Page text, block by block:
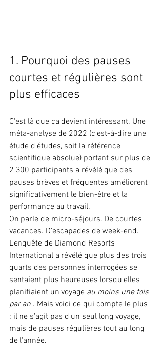
1. Pourquoi des pauses
courtes et régulières sont
plus efficaces
C'est là que ça devient intéressant. Une
méta-analyse de 2022 (c'est-à-dire une
étude d'études, soit la référence
scientifique absolue) portant sur plus de
2 300 participants a révélé que des
pauses brèves et fréquentes améliorent
significativement le bien-être et la
performance au travail.
On parle de micro-séjours. De courtes
vacances. D'escapades de week-end.
L'enquête de Diamond Resorts
International a révélé que plus des trois
quarts des personnes interrogées se
sentaient plus heureuses lorsqu'elles
planifiaient un voyage au moins une fois
par an . Mais voici ce qui compte le plus
: il ne s'agit pas d'un seul long voyage,
mais de pauses régulières tout au long
de l'année.